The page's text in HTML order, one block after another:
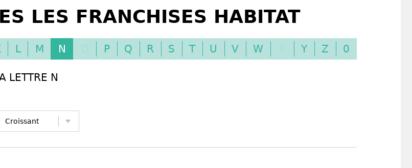
LES FRANCHISES HABITAT
L M N O P Q R S T U V W X Y Z 0
LETTRE N